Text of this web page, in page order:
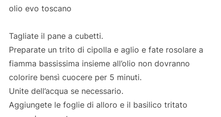
olio evo toscano
Tagliate il pane a cubetti.
Preparate un trito di cipolla e aglio e fate rosolare a
fiamma bassissima insieme all’olio non dovranno
colorire bensì cuocere per 5 minuti.
Unite dell’acqua se necessario.
Aggiungete le foglie di alloro e il basilico tritato